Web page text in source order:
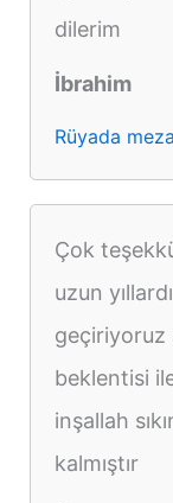
dilerim
İbrahim
Rüyada
Çok
uzun
geçiriyoruz
beklentisi
inşallah
kalmıştır